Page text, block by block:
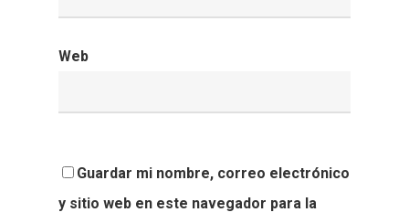
Web
Guardar mi nombre, correo electrónico
y sitio web en este navegador para la